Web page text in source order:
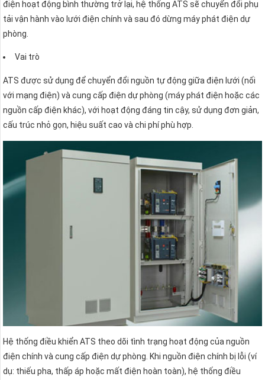
điện hoạt động bình thường trở lại, hệ thống ATS sẽ chuyển đổi phụ
tải vận hành vào lưới điện chính và sau đó dừng máy phát điện dự
phòng.
Vai trò
ATS được sử dụng để chuyển đổi nguồn tự động giữa điện lưới (nối
với mạng điện) và cung cấp điện dự phòng (máy phát điện hoặc các
nguồn cấp điện khác), với hoạt động đáng tin cậy, sử dụng đơn giản,
cấu trúc nhỏ gọn, hiệu suất cao và chi phí phù hợp.
Hệ thống điều khiển ATS theo dõi tình trạng hoạt động của nguồn
điện chính và cung cấp điện dự phòng. Khi nguồn điện chính bị lỗi (ví
dụ: thiếu pha, thấp áp hoặc mất điện hoàn toàn), hệ thống điều